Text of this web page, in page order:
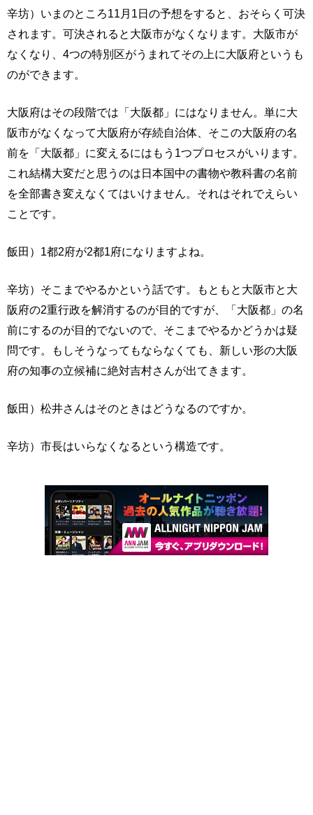
辛坊）いまのところ11月1日の予想をすると、おそらく可決
されます。可決されると大阪市がなくなります。大阪市が
なくなり、4つの特別区がうまれてその上に大阪府というも
のができます。
大阪府はその段階では「大阪都」にはなりません。単に大
阪市がなくなって大阪府が存続自治体、そこの大阪府の名
前を「大阪都」に変えるにはもう1つプロセスがいります。
これ結構大変だと思うのは日本国中の書物や教科書の名前
を全部書き変えなくてはいけません。それはそれでえらい
ことです。
飯田）1都2府が2都1府になりますよね。
辛坊）そこまでやるかという話です。もともと大阪市と大
阪府の2重行政を解消するのが目的ですが、「大阪都」の名
前にするのが目的でないので、そこまでやるかどうかは疑
問です。もしそうなってもならなくても、新しい形の大阪
府の知事の立候補に絶対吉村さんが出てきます。
飯田）松井さんはそのときはどうなるのですか。
辛坊）市長はいらなくなるという構造です。